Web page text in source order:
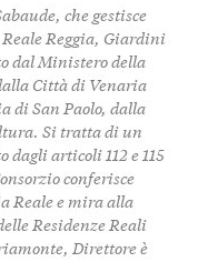
che gestisce
Reggia, Giardini
dal Ministero della
Città di Venaria
di San Paolo, dalla
Si tratta di un
dagli articoli 112 e 115
conferisce
Reale e mira alla
Residenze Reali
Direttore è